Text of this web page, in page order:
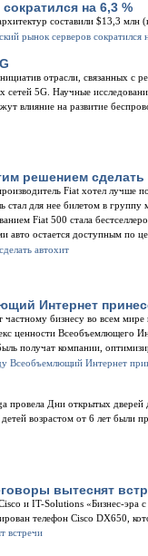
на 6,3 %
составили $13,3
отрасли, связанных
сетей 5G. Научные
влияние на развитие
решением сделать
Fiat хотел лучше
для нее билетом в
Fiat 500 стала
авто остается доступным по
Интернет
бизнесу во всем
ценности Всеобъемлющего
получат компании,
провела Дни открытых
возрастом от 6 лет были
вытеснят
и IT-Solutions «Бизнес-эра
телефон Cisco DX650,